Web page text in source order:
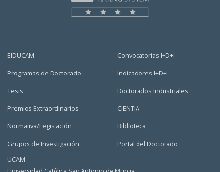
EIDUCAM
Programas de Doctorado
Tesis
Premios Extraordinarios
Normativa/Legislación
Grupos de Investigación
Convocatorias I+D+i
Indicadores I+D+i
Doctorados Industriales
CIENTIA
Biblioteca
Portal del Doctorado
UCAM